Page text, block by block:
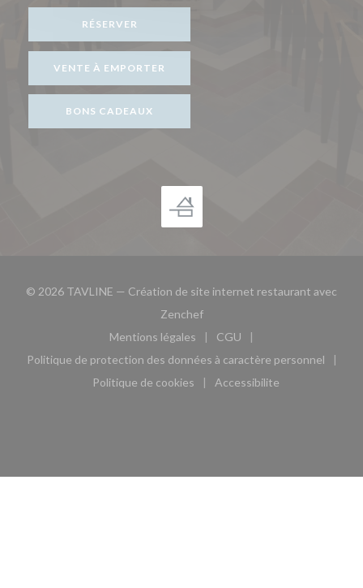
RÉSERVER
VENTE À EMPORTER
BONS CADEAUX
© 2026 TAVLINE — Création de site internet restaurant avec
Zenchef((ouvre une nouvelle fenêtre))
Mentions légales
((ouvre une nouvelle fenêtre))
CGU
((ouvre une nouvelle
Politique de protection des données à caractère personnel
((ouvre une nouvelle fenêtre))
Politique de cookies
((ouvre une nouvelle fenêtre))
Accessibilite